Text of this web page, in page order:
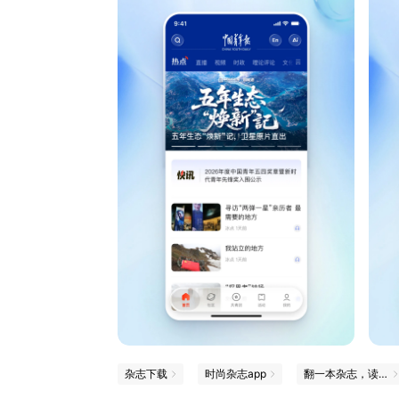
杂志下载 时尚杂志app 翻一本杂志，读一点新知